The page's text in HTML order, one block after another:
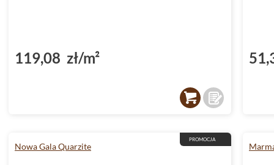
119,08 zł/m²
PROMOCJA
Nowa Gala Quarzite